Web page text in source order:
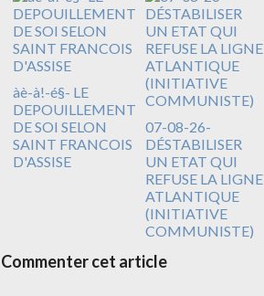
àè-à!-é§- LE
DEPOUILLEMENT
DE SOI SELON
SAINT FRANCOIS
D'ASSISE
07-08-26-
DÉSTABILISER
UN ETAT QUI
REFUSE LA LIGNE
ATLANTIQUE
(INITIATIVE
COMMUNISTE)
Commenter cet article